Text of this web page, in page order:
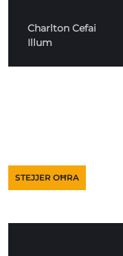
Charlton Cefai
Illum
STEJJER OĦRA